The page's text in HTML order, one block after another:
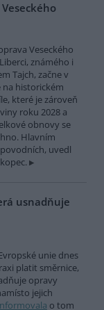
Veseckého
známého i
Tajch, začne v
na historickém
které je zároveň
roku 2028 a
obnovy se
Hlavním
uvedl
usnadňuje
unie dnes
platit směrnice,
opravy
jejich
o tom